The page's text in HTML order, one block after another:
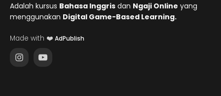
Adalah kursus Bahasa Inggris dan Ngaji Online yang
menggunakan Digital Game-Based Learning.
Made with ❤️ AdPublish